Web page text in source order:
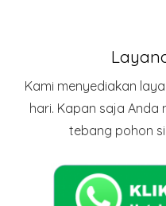
Kami menyediakan
hari. Kapan saja Anda
tebang pohon